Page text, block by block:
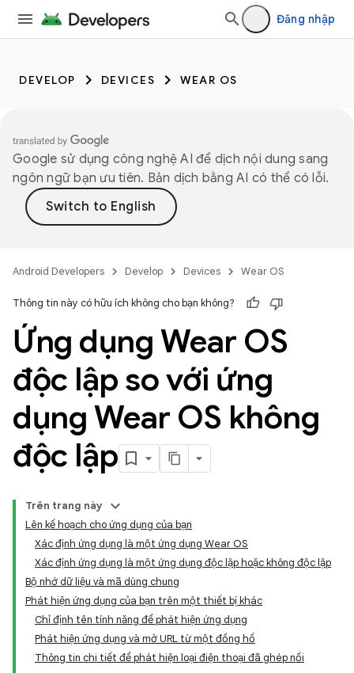
Đăng nhập
DEVELOP DEVICES WEAR OS
Google sử dụng công nghệ AI để dịch nội dung sang
ngôn ngữ bạn ưu tiên. Bản dịch bằng AI có thể có lỗi.
Android Developers Develop Devices Wear OS
Thông tin này có hữu ích không cho bạn không?
Ứng dụng Wear OS
độc lập so với ứng
dụng Wear OS không
độc lập
Trên trang này
Lên kế hoạch cho ứng dụng của bạn
Xác định ứng dụng là một ứng dụng Wear OS
Xác định ứng dụng là một ứng dụng độc lập hoặc không độc lập
Bộ nhớ dữ liệu và mã dùng chung
Phát hiện ứng dụng của bạn trên một thiết bị khác
Chỉ định tên tính năng để phát hiện ứng dụng
Phát hiện ứng dụng và mở URL từ một đồng hồ
Thông tin chi tiết để phát hiện loại điện thoại đã ghép nối